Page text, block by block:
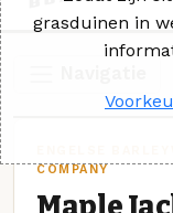
COMPANY
grasduinen in